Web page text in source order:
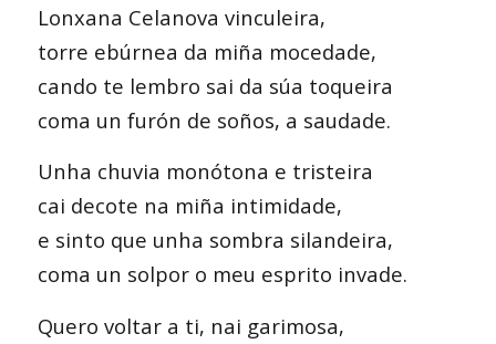
Lonxana Celanova vinculeira,
torre ebúrnea da miña mocedade,
cando te lembro sai da súa toqueira
coma un furón de soños, a saudade.
Unha chuvia monótona e tristeira
cai decote na miña intimidade,
e sinto que unha sombra silandeira,
coma un solpor o meu esprito invade.
Quero voltar a ti, nai garimosa,